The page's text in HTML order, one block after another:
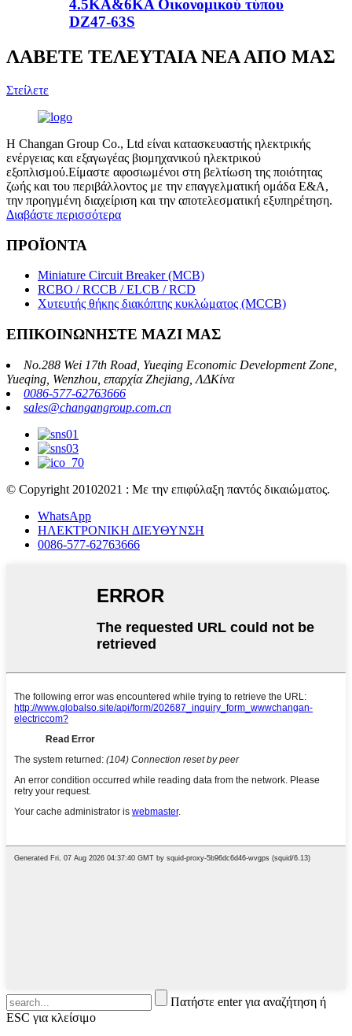
4.5KA&6KA Οικονομικού τύπου
DZ47-63S
ΛΑΒΕΤΕ ΤΕΛΕΥΤΑΙΑ ΝΕΑ ΑΠΟ ΜΑΣ
Στείλετε
Η Changan Group Co., Ltd είναι κατασκευαστής ηλεκτρικής
ενέργειας και εξαγωγέας βιομηχανικού ηλεκτρικού
εξοπλισμού.Είμαστε αφοσιωμένοι στη βελτίωση της ποιότητας
ζωής και του περιβάλλοντος με την επαγγελματική ομάδα Ε&Α,
την προηγμένη διαχείριση και την αποτελεσματική εξυπηρέτηση.
Διαβάστε περισσότερα
ΠΡΟΪΟΝΤΑ
Miniature Circuit Breaker (MCB)
RCBO / RCCB / ELCB / RCD
Χυτευτής θήκης διακόπτης κυκλώματος (MCCB)
ΕΠΙΚΟΙΝΩΝΗΣΤΕ ΜΑΖΙ ΜΑΣ
No.288 Wei 17th Road, Yueqing Economic Development Zone,
Yueqing, Wenzhou, επαρχία Zhejiang, ΛΔΚίνα
0086-577-62763666
sales@changangroup.com.cn
© Copyright 20102021 : Με την επιφύλαξη παντός δικαιώματος.
WhatsApp
ΗΛΕΚΤΡΟΝΙΚΗ ΔΙΕΥΘΥΝΣΗ
0086-577-62763666
Πατήστε enter για αναζήτηση ή
ESC για κλείσιμο